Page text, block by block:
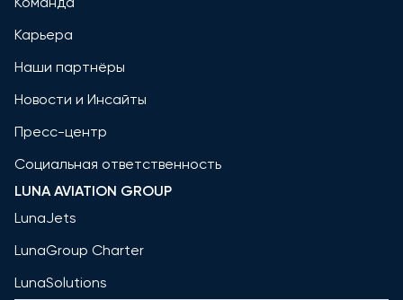
Карьера
Наши партнёры
Новости и Инсайты
Пресс-центр
Социальная ответственность
LUNA AVIATION GROUP
LunaJets
LunaGroup Charter
LunaSolutions